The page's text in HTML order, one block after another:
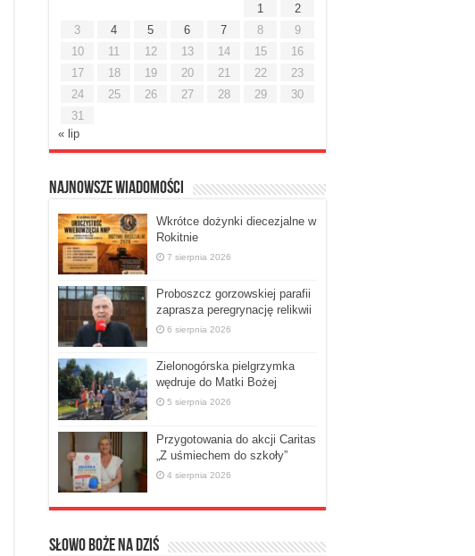
1
2
3
4 5 6 7 8
9
10
11 12 13 14 15
16
17
18 19 20 21 22
23
24
25 26 27 28 29
30
31
« lip
Najnowsze Wiadomości
Wkrótce dożynki diecezjalne w
Rokitnie
7 sierpnia 2026
Proboszcz gorzowskiej parafii
zaprasza peregrynację relikwii
6 sierpnia 2026
Zielonogórska pielgrzymka
wędruje do Matki Bożej
5 sierpnia 2026
Przygotowania do akcji Caritas
„Z uśmiechem do szkoły”
4 sierpnia 2026
Słowo Boże na dziś